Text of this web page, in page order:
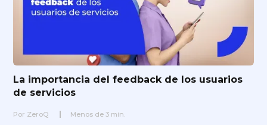
La importancia del feedback de los usuarios
de servicios
Por ZeroQ Menos de 3 min.